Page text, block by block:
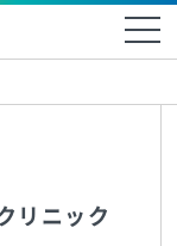
リニック